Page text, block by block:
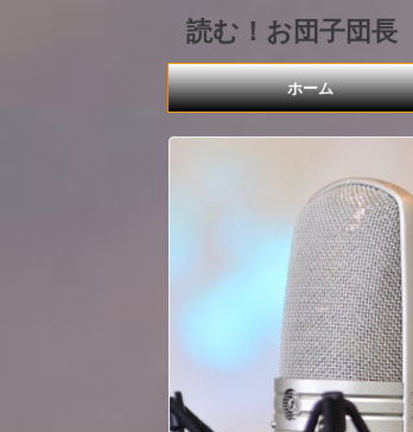
読む！お団子団長
ホーム